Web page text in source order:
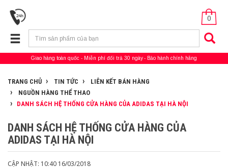
0
Giao hàng toàn quốc Miễn phí đổi trả 30 ngày Bảo hành chính hãng
TRANG CHỦ TIN TỨC
LIÊN KẾT BÁN HÀNG
NGUỒN HÀNG THỂ THAO
DANH SÁCH HỆ THỐNG CỬA HÀNG CỦA ADIDAS TẠI HÀ NỘI
DANH SÁCH HỆ THỐNG CỬA HÀNG CỦA
ADIDAS TẠI HÀ NỘI
CẬP NHẬT: 10:40 16/03/2018